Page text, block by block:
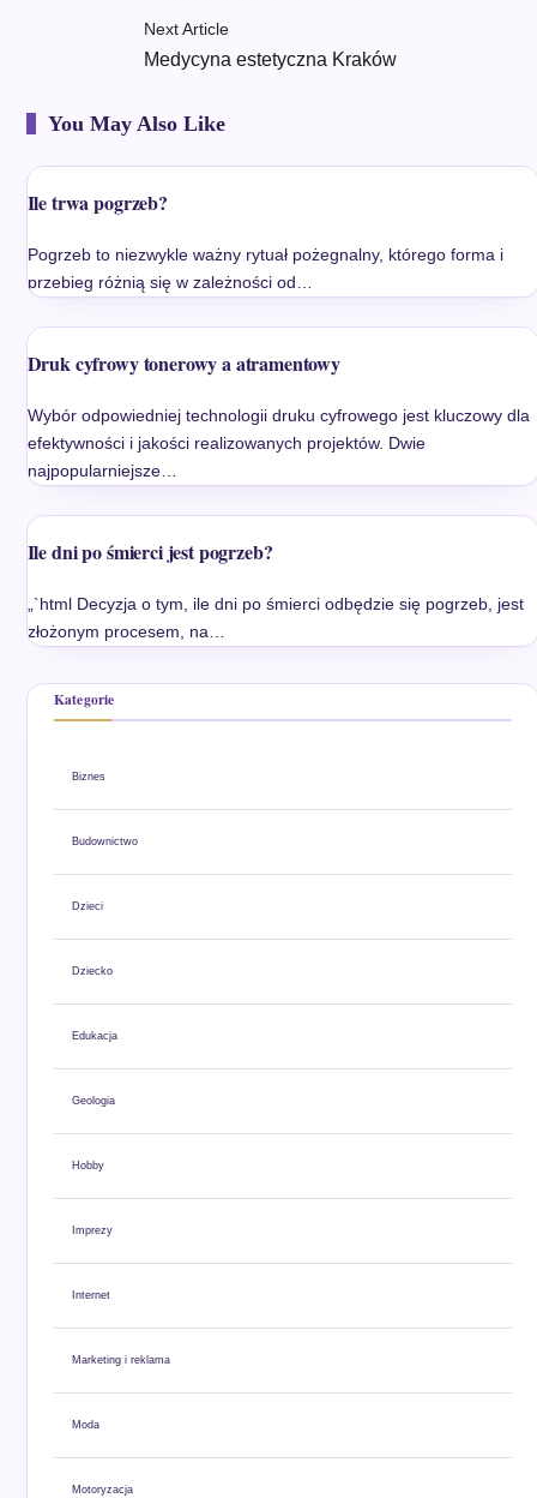
Next Article
Medycyna estetyczna Kraków
You May Also Like
Ile trwa pogrzeb?
Pogrzeb to niezwykle ważny rytuał pożegnalny, którego forma i
przebieg różnią się w zależności od…
Druk cyfrowy tonerowy a atramentowy
Wybór odpowiedniej technologii druku cyfrowego jest kluczowy dla
efektywności i jakości realizowanych projektów. Dwie
najpopularniejsze…
Ile dni po śmierci jest pogrzeb?
„`html Decyzja o tym, ile dni po śmierci odbędzie się pogrzeb, jest
złożonym procesem, na…
Kategorie
Biznes
Budownictwo
Dzieci
Dziecko
Edukacja
Geologia
Hobby
Imprezy
Internet
Marketing i reklama
Moda
Motoryzacja